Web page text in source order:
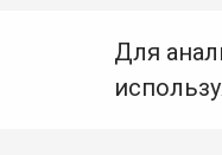
Для